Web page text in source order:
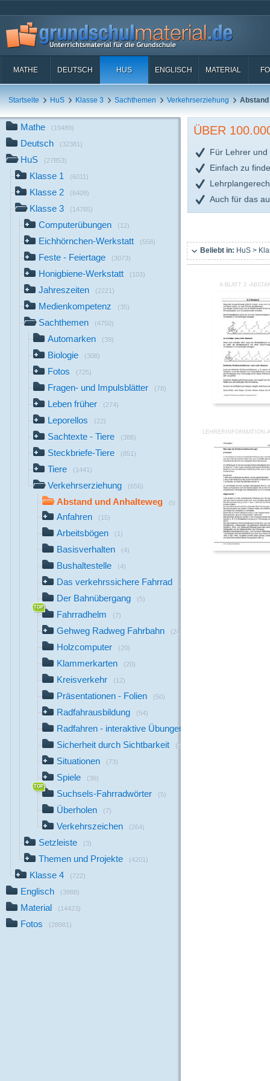
MATHE DEUTSCH HUS ENGLISCH MATERIAL
Startseite HuS Klasse 3 Sachthemen Verkehrserziehung Abstand
Mathe (19489)
Deutsch (32381)
HuS (27853)
Klasse 1 (6011)
Klasse 2 (6409)
Klasse 3 (14765)
Computerübungen (12)
Eichhörnchen-Werkstatt (558)
Feste - Feiertage (3073)
Honigbiene-Werkstatt (103)
Jahreszeiten (2221)
Medienkompetenz (35)
Sachthemen (4750)
Automarken (39)
Biologie (308)
Fotos (725)
Fragen- und Impulsblätter (78)
Leben früher (274)
Leporellos (22)
Sachtexte - Tiere (388)
Steckbriefe-Tiere (851)
Tiere (1441)
Verkehrserziehung (656)
Abstand und Anhalteweg (5)
Anfahren (15)
Arbeitsbögen (1)
Basisverhalten (4)
Bushaltestelle (4)
Das verkehrssichere Fahrrad (26)
Der Bahnübergang (5)
Fahrradhelm (7)
Gehweg Radweg Fahrbahn (24)
Holzcomputer (20)
Klammerkarten (20)
Kreisverkehr (12)
Präsentationen - Folien (50)
Radfahrausbildung (54)
Radfahren - interaktive Übungen
Sicherheit durch Sichtbarkeit (7)
Situationen (73)
Spiele (36)
Suchsels-Fahrradwörter (5)
Überholen (7)
Verkehrszeichen (264)
Setzleiste (3)
Themen und Projekte (4201)
Klasse 4 (722)
Englisch (3988)
Material (14423)
Fotos (28981)
ÜBER
Für Lehrer und
Einfach zu
Auch für das
Beliebt in: HuS >
A-BLATT 2 -
LEHRERINFORMATION-